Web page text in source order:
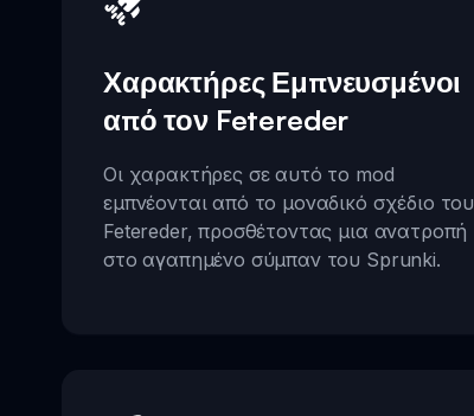
Χαρακτήρες Εμπνευσμένοι
από τον Fetereder
Οι χαρακτήρες σε αυτό το mod
εμπνέονται από το μοναδικό σχέδιο του
Fetereder, προσθέτοντας μια ανατροπή
στο αγαπημένο σύμπαν του Sprunki.